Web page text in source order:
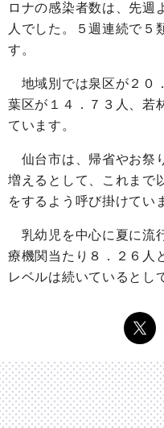
ロナの感染者数は、先週
人でした。５週連続で５
す。
地域別では泉区が２０
葉区が１４．７３人、若
ています。
仙台市は、帰省やお祭
増えるとして、これまで
をするよう呼び掛けてい
乳幼児を中心に夏に流
療機関当たり８．２６人
レベルは続いているとし